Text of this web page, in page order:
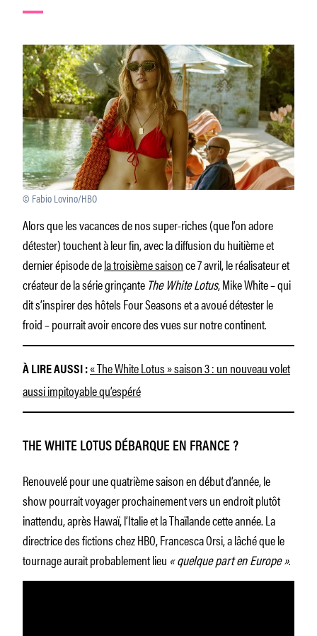
© Fabio Lovino/HBO
Alors que les vacances de nos super-riches (que l’on adore
détester) touchent à leur fin, avec la diffusion du huitième et
dernier épisode dela troisième saisonce 7 avril, le réalisateur et
créateur de la série grinçante The White Lotus, Mike White – qui
dit s’inspirer des hôtels Four Seasons et a avoué détester le
froid – pourrait avoir encore des vues sur notre continent.
À LIRE AUSSI :« The White Lotus » saison 3 : un nouveau volet
aussi impitoyable qu’espéré
THE WHITE LOTUS DÉBARQUE EN FRANCE ?
Renouvelé pour une quatrième saison en début d’année, le
show pourrait voyager prochainement vers un endroit plutôt
inattendu, après Hawaï, l’Italie et la Thaïlande cette année. La
directrice des fictions chez HBO, Francesca Orsi, a lâché que le
tournage aurait probablement lieu « quelque part en Europe ».